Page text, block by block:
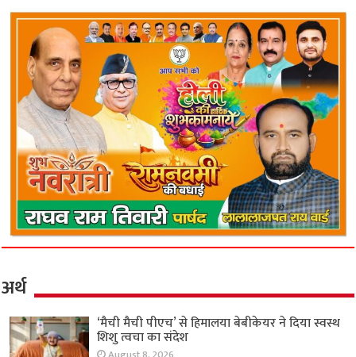
अर्थ
‘मैची मैची पीएच’ से हिमालया बेबीकेयर ने दिया स्वस्थ
शिशु त्वचा का संदेश